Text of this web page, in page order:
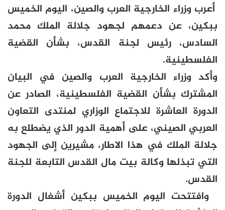
أعرب وزراء الخارجية العرب والصين، اليوم الخميس
ببكين، عن دعمهم لجهود جلالة الملك محمد
السادس، رئيس لجنة القدس، بشأن القضية
الفلسطينية.
وأكد وزراء الخارجية العرب والصين في البيان
المشترك بشأن القضية الفلسطينية، الصادر عن
الدورة العاشرة للاجتماع الوزاري لمنتدى التعاون
العربي الصيني، على أهمية الدور الذي يضطلع به
جلالة الملك في هذا الاطار، مشيرين إلى الجهود
التي تبذلها وكالة بيت مال القدس التابعة للجنة
القدس.
وافتتحت اليوم الخميس ببكين أشغال الدورة